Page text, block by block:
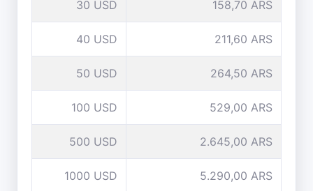
30 USD 158,70 ARS
40 USD 211,60 ARS
50 USD 264,50 ARS
100 USD 529,00 ARS
500 USD 2.645,00 ARS
1000 USD 5.290,00 ARS